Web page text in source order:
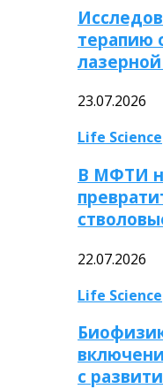
терапию
23.07.2026
Life Science
В МФТИ
22.07.2026
Life Science
с